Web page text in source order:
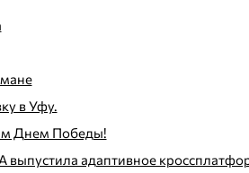
в Уфу.
Днем Победы!
выпустила адаптивное